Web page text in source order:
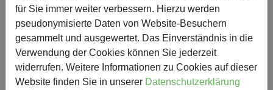
Erntedankgottesdienst
26.09.2019 Südschule
für Sie immer weiter verbessern. Hierzu werden
pseudonymisierte Daten von Website-Besuchern
gesammelt und ausgewertet. Das Einverständnis in die
Verwendung der Cookies können Sie jederzeit
widerrufen. Weitere Informationen zu Cookies auf dieser
Website finden Sie in unserer Datenschutzerklärung